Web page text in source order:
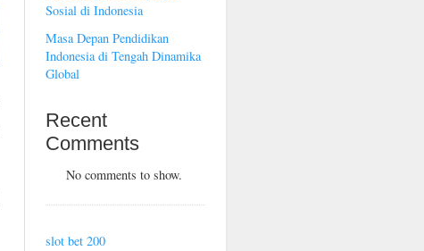
Sosial di Indonesia
Masa Depan Pendidikan
Indonesia di Tengah Dinamika
Global
Recent
Comments
No comments to show.
slot bet 200